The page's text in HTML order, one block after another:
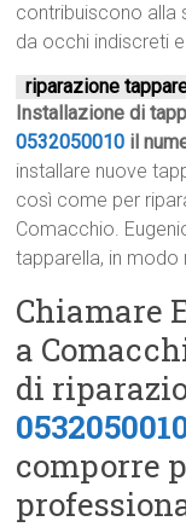
contribuiscono alla
da occhi indiscreti
riparazione
Installazione di
0532050010 il
installare nuove
così come per
Comacchio.
tapparella, in
Chiamare
a
di
comporre